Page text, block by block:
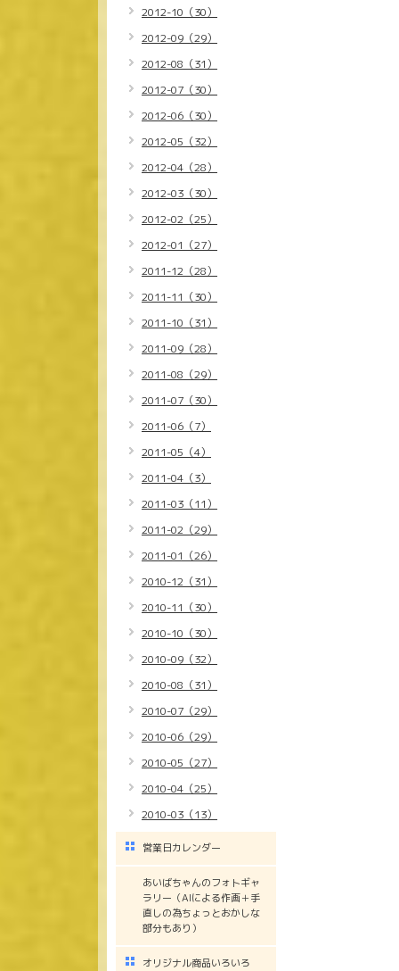
2012-10（30）
2012-09（29）
2012-08（31）
2012-07（30）
2012-06（30）
2012-05（32）
2012-04（28）
2012-03（30）
2012-02（25）
2012-01（27）
2011-12（28）
2011-11（30）
2011-10（31）
2011-09（28）
2011-08（29）
2011-07（30）
2011-06（7）
2011-05（4）
2011-04（3）
2011-03（11）
2011-02（29）
2011-01（26）
2010-12（31）
2010-11（30）
2010-10（30）
2010-09（32）
2010-08（31）
2010-07（29）
2010-06（29）
2010-05（27）
2010-04（25）
2010-03（13）
営業日カレンダー
あいばちゃんのフォトギャ
ラリー（AIによる作画＋手
直しの為ちょっとおかしな
部分もあり）
オリジナル商品いろいろ